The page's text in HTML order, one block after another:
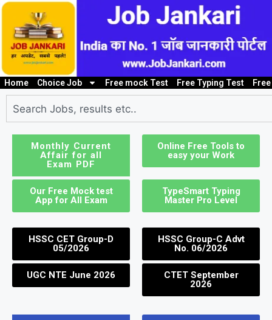
Home Choice Job
10th/ 12th pass job
Free mock Test Free Typing Test
Monthly Current
Affair for all
Exam PDF
Online Free Tools to
easy your Work
Our Free Mock test
App for All Exam
TypeSmart Typing
Master Pro Level
HSSC CET Group-D
05/2026
HSSC Group-C Advt
No. 06/2026
UGC NTE June 2026
CTET September
2026